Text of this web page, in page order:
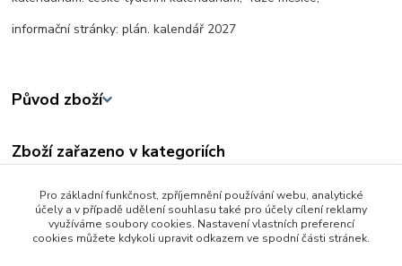
informační stránky: plán. kalendář 2027
Původ zboží
Zboží zařazeno v kategoriích
Kalendáře a diáře
Kancelář a domácnost
Pro základní funkčnost, zpříjemnění používání webu, analytické
účely a v případě udělení souhlasu také pro účely cílení reklamy
využíváme soubory cookies. Nastavení vlastních preferencí
cookies můžete kdykoli upravit odkazem ve spodní části stránek.